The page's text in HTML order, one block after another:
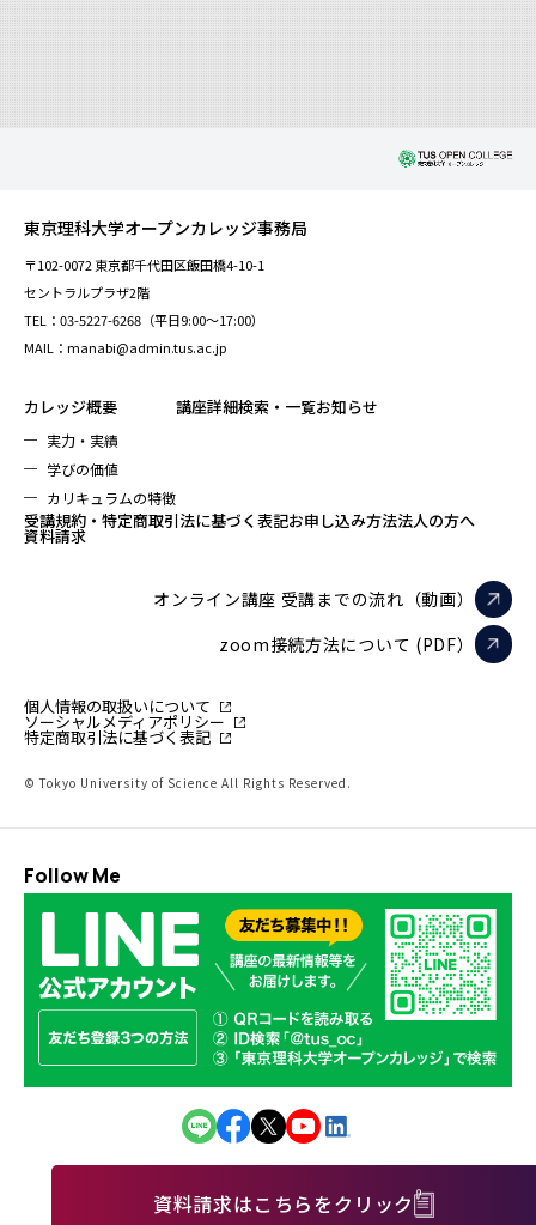
東京理科大学オープンカレッジ事務局
〒102-0072 東京都千代田区飯田橋4-10-1
セントラルプラザ2階
TEL：03-5227-6268（平日9:00～17:00）
MAIL：manabi@admin.tus.ac.jp
カレッジ概要
実力・実績
学びの価値
カリキュラムの特徴
講座詳細検索・一覧お知らせ
受講規約・特定商取引法に基づく表記お申し込み方法法人の方へ
資料請求
オンライン講座 受講までの流れ（動画）
zoom接続方法について (PDF）
個人情報の取扱いについて
ソーシャルメディアポリシー
特定商取引法に基づく表記
© Tokyo University of Science All Rights Reserved.
Follow Me
資料請求はこちらをクリック